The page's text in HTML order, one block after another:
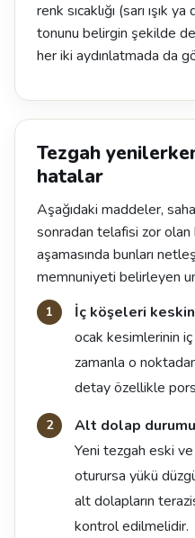
renk sıcaklığı (sarı ışık
tonunu belirgin şekilde
her iki aydınlatmada da
Tezgah
hatalar
Aşağıdaki maddeler,
sonradan telafisi zor olan
aşamasında bunları
memnuniyeti belirleyen
İç köşeleri keskin
ocak kesimlerinin
zamanla o
detay özellikle
Alt dolap
Yeni tezgah eski
oturursa yükü
alt dolapların
kontrol edilmelidir.